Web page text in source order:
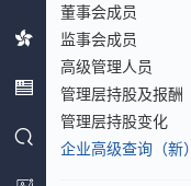
董事会成员
监事会成员
高级管理人员
管理层持股及报酬
管理层持股变化
企业高级查询（新）